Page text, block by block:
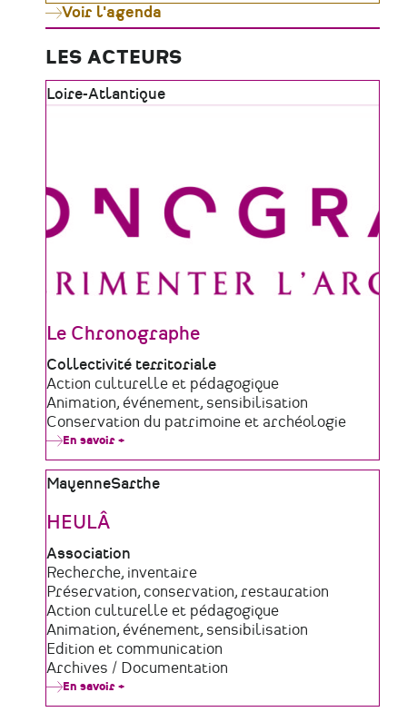
Moulin
de
célèbre
le
patrimoine
vivant
tout
Voir l'agenda
LES ACTEURS
Zone
Loire-Atlantique
Le Chronographe
Type
de
structure
Collectivité territoriale
Domaine
d'activité
Action culturelle et pédagogique
Animation, événement, sensibilisation
Conservation du patrimoine et archéologie
En savoir +
Chronographe
Zone
MayenneSarthe
HEULÂ
Type
de
structure
Association
Domaine
d'activité
Recherche, inventaire
Préservation, conservation, restauration
Action culturelle et pédagogique
Animation, événement, sensibilisation
Edition et communication
Archives / Documentation
En savoir +